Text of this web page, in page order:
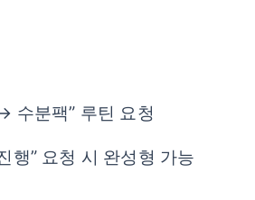
수분팩” 루틴 요청
행” 요청 시 완성형 가능